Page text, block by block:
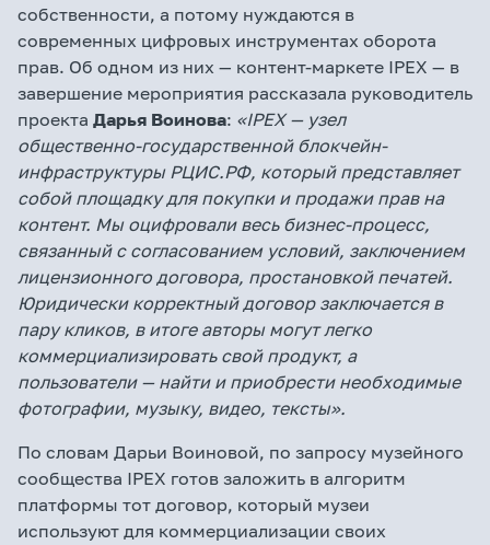
собственности, а потому нуждаются в
современных цифровых инструментах оборота
прав. Об одном из них — контент-маркете IPEX — в
завершение мероприятия рассказала руководитель
проекта Дарья Воинова: «IPEХ — узел
общественно-государственной блокчейн-
инфраструктуры РЦИС.РФ, который представляет
собой площадку для покупки и продажи прав на
контент. Мы оцифровали весь бизнес-процесс,
связанный с согласованием условий, заключением
лицензионного договора, простановкой печатей.
Юридически корректный договор заключается в
пару кликов, в итоге авторы могут легко
коммерциализировать свой продукт, а
пользователи — найти и приобрести необходимые
фотографии, музыку, видео, тексты».
По словам Дарьи Воиновой, по запросу музейного
сообщества IPEХ готов заложить в алгоритм
платформы тот договор, который музеи
используют для коммерциализации своих